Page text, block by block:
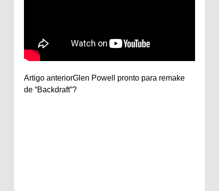
Artigo anteriorGlen Powell pronto para remake
de “Backdraft”?